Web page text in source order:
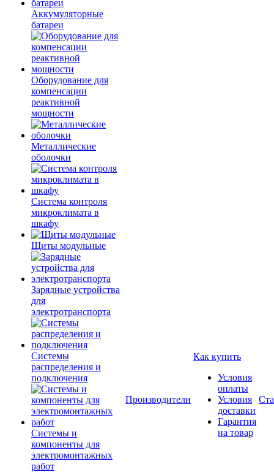
Аккумуляторные
батареи
Оборудование для
компенсации
реактивной
мощности
Металлические
оболочки
Система контроля
микроклимата в
шкафу
Щиты модульные
Зарядные устройства
для
электротранспорта
Системы
распределения и
подключения
Системы и
компоненты для
электромонтажных
работ
Производители
Как купить
Условия
оплаты
Условия
доставки
Гарантия
на товар